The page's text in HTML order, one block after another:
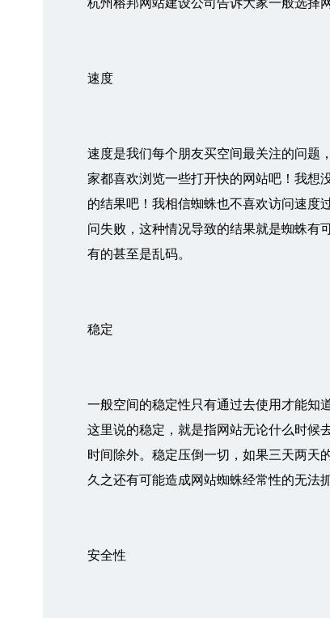
杭州榕邦网站建设公司告诉大家一般选择
速度
速度是我们每个朋友买空间最关注的问题
家都喜欢浏览一些打开快的网站吧！我想
的结果吧！我相信蜘蛛也不喜欢访问速度
问失败，这种情况导致的结果就是蜘蛛有
有的甚至是乱码。
稳定
一般空间的稳定性只有通过去使用才能知
这里说的稳定，就是指网站无论什么时候
时间除外。稳定压倒一切，如果三天两天
久之还有可能造成网站蜘蛛经常性的无法
安全性